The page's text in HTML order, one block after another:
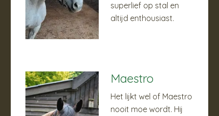
superlief op stal en
altijd enthousiast.
Maestro
Het lijkt wel of Maestro
nooit moe wordt. Hij